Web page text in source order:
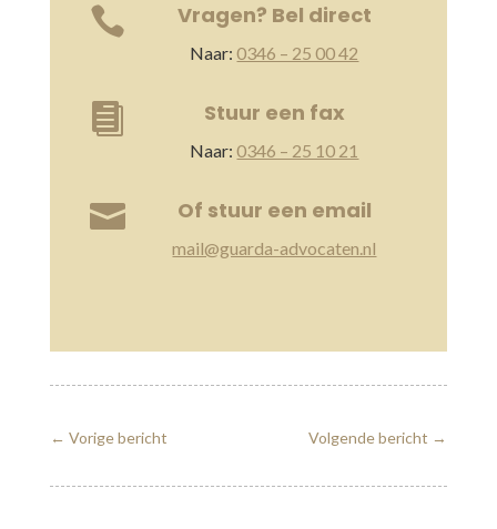
 Vragen? Bel direct
Naar:0346 – 25 00 42
 Stuur een fax
Naar:0346 – 25 10 21
 Of stuur een email
mail@guarda-advocaten.nl
← Vorige bericht Volgende bericht →